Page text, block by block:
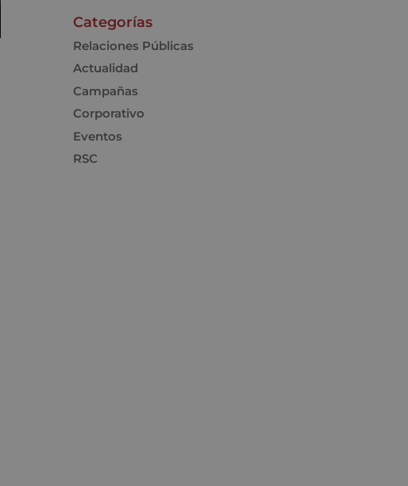
Categorías
Relaciones Públicas
Actualidad
Campañas
Corporativo
Eventos
RSC